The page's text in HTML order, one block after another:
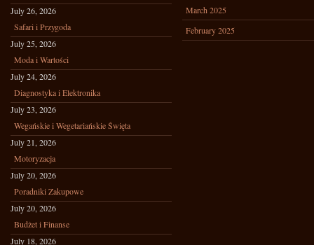
July 26, 2026
Safari i Przygoda
July 25, 2026
Moda i Wartości
July 24, 2026
Diagnostyka i Elektronika
July 23, 2026
Wegańskie i Wegetariańskie Święta
July 21, 2026
Motoryzacja
July 20, 2026
Poradniki Zakupowe
July 20, 2026
Budżet i Finanse
July 18, 2026
March 2025
February 2025